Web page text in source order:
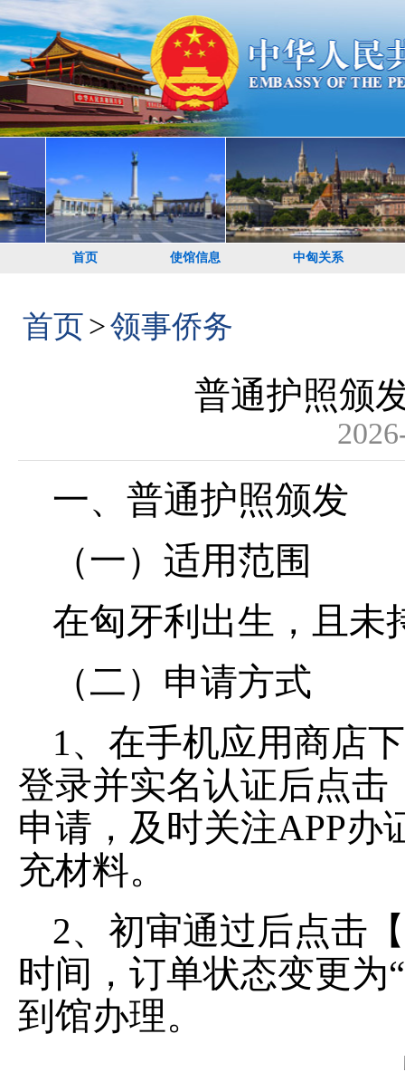
首页 使馆信息 中匈关系
首页>领事侨务
普通护照颁
一、普通护照颁发
（一）适用范围
在匈牙利出生，且未
（二）申请方式
1、在手机应用商店
登录并实名认证后点
申请，及时关注APP办
充材料。
2、初审通过后点击
时间，订单状态变更为
到馆办理。